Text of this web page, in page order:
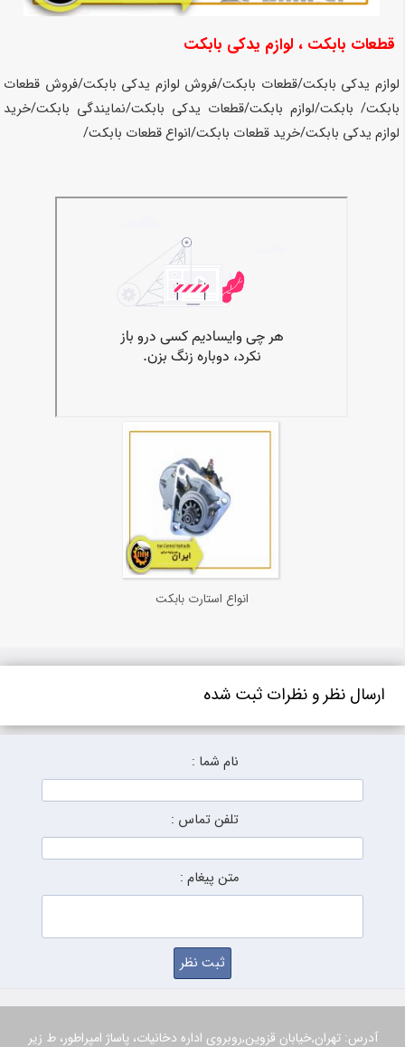
قطعات بابکت ، لوازم یدکی بابکت
لوازم یدکی بابکت/قطعات بابکت/فروش لوازم یدکی بابکت/فروش قطعات
بابکت/ بابکت/لوازم بابکت/قطعات یدکی بابکت/نمایندگی بابکت/خرید
لوازم یدکی بابکت/خرید قطعات بابکت/انواع قطعات بابکت/
انواع استارت بابکت
ارسال نظر و نظرات ثبت شده
نام شما :
تلفن تماس :
متن پیغام :
آدرس: تهران,خیابان قزوین,روبروی اداره دخانیات، پاساژ امپراطور، ط زیر